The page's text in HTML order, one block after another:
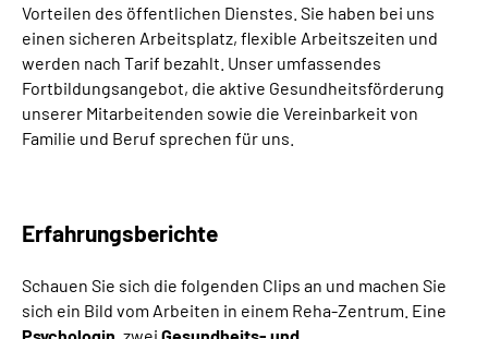
Vorteilen des öffentlichen Dienstes. Sie haben bei uns
einen sicheren Arbeitsplatz, flexible Arbeitszeiten und
werden nach Tarif bezahlt. Unser umfassendes
Fortbildungsangebot, die aktive Gesundheitsförderung
unserer Mitarbeitenden sowie die Vereinbarkeit von
Familie und Beruf sprechen für uns.
Erfahrungsberichte
Schauen Sie sich die folgenden Clips an und machen Sie
sich ein Bild vom Arbeiten in einem Reha-Zentrum. Eine